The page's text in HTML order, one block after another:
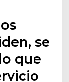
se
que